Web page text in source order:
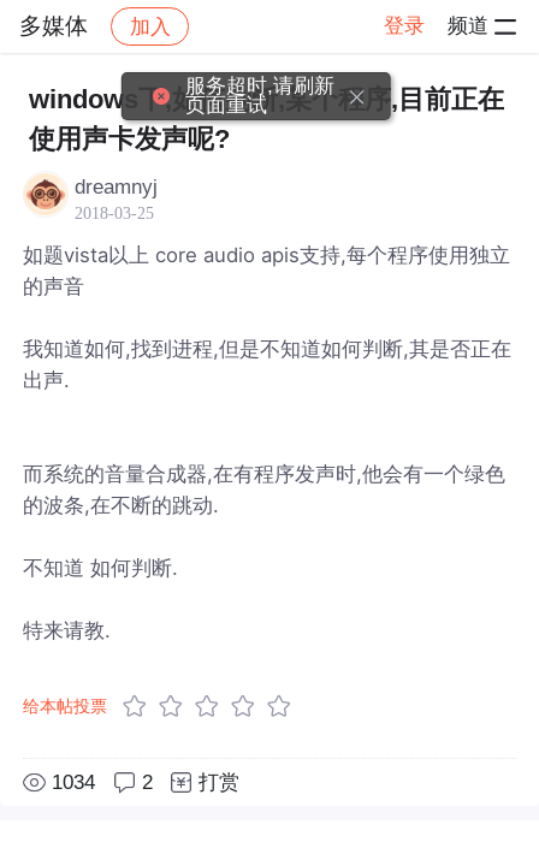
多媒体 加入 登录 频道
社区 多媒体 帖子详情
windows下,如何判断,某个程序,目前正在
使用声卡发声呢?
dreamnyj
2018-03-25
如题vista以上 core audio apis支持,每个程序使用独立
的声音
我知道如何,找到进程,但是不知道如何判断,其是否正在
出声.
而系统的音量合成器,在有程序发声时,他会有一个绿色
的波条,在不断的跳动.
不知道 如何判断.
特来请教.
给本帖投票
1034 2 打赏
服务超时,请刷新
页面重试